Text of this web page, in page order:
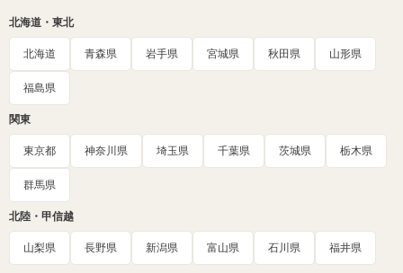
北海道・東北
北海道 青森県 岩手県 宮城県 秋田県 山形県
福島県
関東
東京都 神奈川県 埼玉県 千葉県 茨城県 栃木県
群馬県
北陸・甲信越
山梨県 長野県 新潟県 富山県 石川県 福井県